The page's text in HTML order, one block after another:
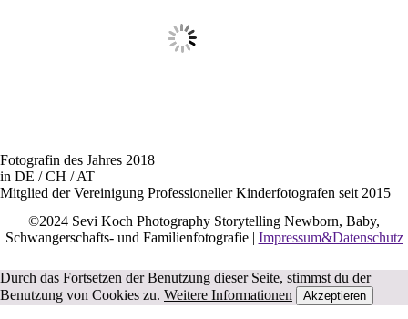
Fotografin des Jahres 2018
in DE / CH / AT
Mitglied der Vereinigung Professioneller Kinderfotografen seit 2015
©2024 Sevi Koch Photography Storytelling Newborn, Baby,
Schwangerschafts- und Familienfotografie | Impressum&Datenschutz
Durch das Fortsetzen der Benutzung dieser Seite, stimmst du der
Benutzung von Cookies zu. Weitere Informationen Akzeptieren